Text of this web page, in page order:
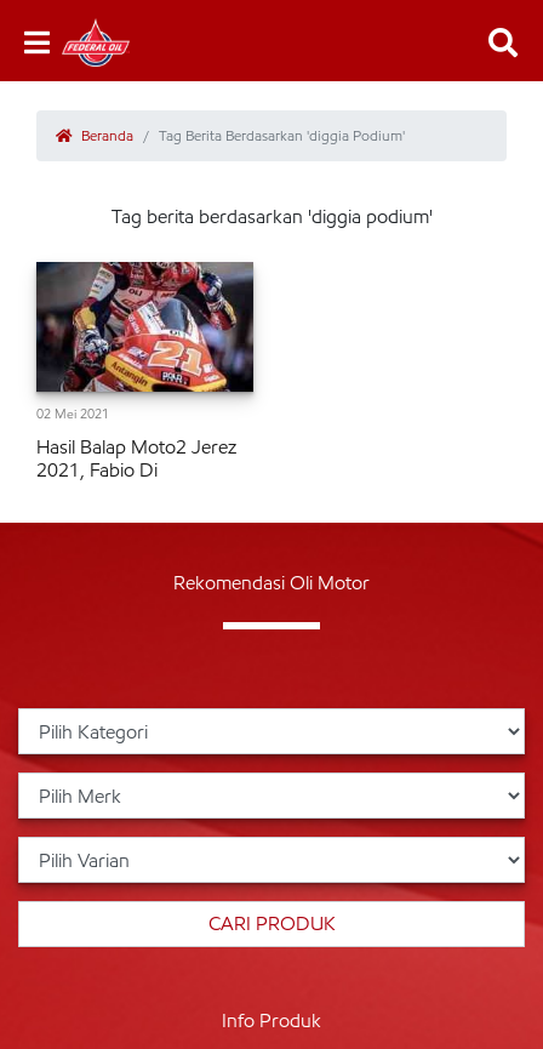
Beranda Tag Berita Berdasarkan 'diggia Podium'
Tag berita berdasarkan 'diggia podium'
02 Mei 2021
Hasil Balap Moto2 Jerez
2021, Fabio Di
Rekomendasi Oli Motor
Info Produk